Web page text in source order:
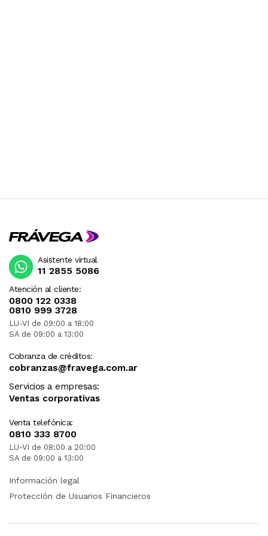
Atención al cliente:
0800 122 0338
0810 999 3728
LU-VI de 09:00 a 18:00
SA de 09:00 a 13:00
Cobranza de créditos:
cobranzas@fravega.com.ar
Servicios a empresas:
Ventas corporativas
Venta telefónica:
0810 333 8700
LU-VI de 08:00 a 20:00
SA de 09:00 a 13:00
Asistente virtual
11 2855 5086
Información legal
Protección de Usuarios Financieros